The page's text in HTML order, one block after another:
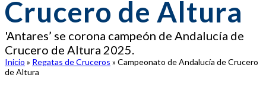
Crucero de Altura
'Antares’ se corona campeón de Andalucía de
Crucero de Altura 2025.
Inicio » Regatas de Cruceros » Campeonato de Andalucía de Crucero
de Altura